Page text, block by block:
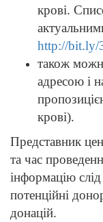
крові.
http://bit.ly/
також
адресою і
крові).
Представник
та час
інформацію
потенційні
донацій.